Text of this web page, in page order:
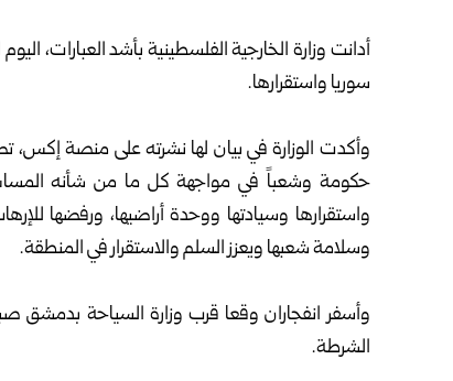
أدانت وزارة الخارجية الفلسطينية بأشد العبارات،
سوريا واستقرارها.
وأكدت الوزارة في بيان لها نشرته على منصة إكس،
حكومة وشعباً في مواجهة كل ما من شأنه المساس
واستقرارها وسيادتها ووحدة أراضيها، ورفضها
وسلامة شعبها ويعزز السلم والاستقرار في المنطقة.
وأسفر انفجاران وقعا قرب وزارة السياحة بدمشق
الشرطة.